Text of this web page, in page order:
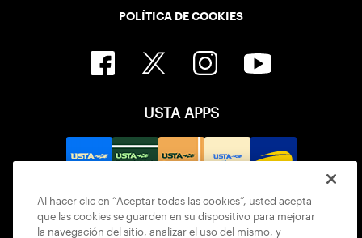
POLÍTICA DE COOKIES
USTA APPS
Al hacer clic en “Aceptar todas las cookies”, usted acepta
que las cookies se guarden en su dispositivo para mejorar
la navegación del sitio, analizar el uso del mismo, y